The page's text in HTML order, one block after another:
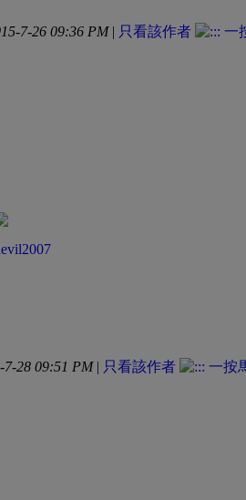
7-26 09:36 PM| 只看該作者
7-28 09:51 PM| 只看該作者